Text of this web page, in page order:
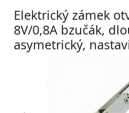
Elektrický zámek
8V/0,8A bzučák,
asymetrický,